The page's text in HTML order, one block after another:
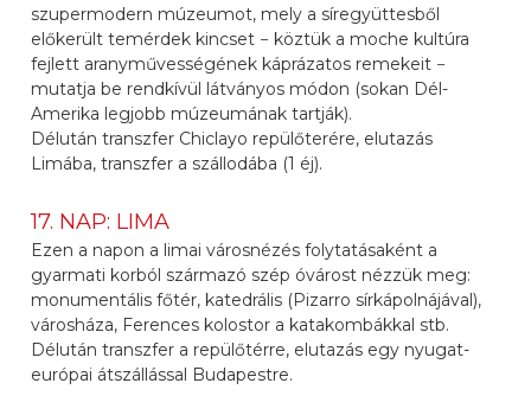
szupermodern múzeumot, mely a síregyüttesből
előkerült temérdek kincset − köztük a moche kultúra
fejlett aranyművességének káprázatos remekeit −
mutatja be rendkívül látványos módon (sokan Dél-
Amerika legjobb múzeumának tartják).
Délután transzfer Chiclayo repülőterére, elutazás
Limába, transzfer a szállodába (1 éj).
17. NAP: LIMA
Ezen a napon a limai városnézés folytatásaként a
gyarmati korból származó szép óvárost nézzük meg:
monumentális főtér, katedrális (Pizarro sírkápolnájával),
városháza, Ferences kolostor a katakombákkal stb.
Délután transzfer a repülőtérre, elutazás egy nyugat-
európai átszállással Budapestre.